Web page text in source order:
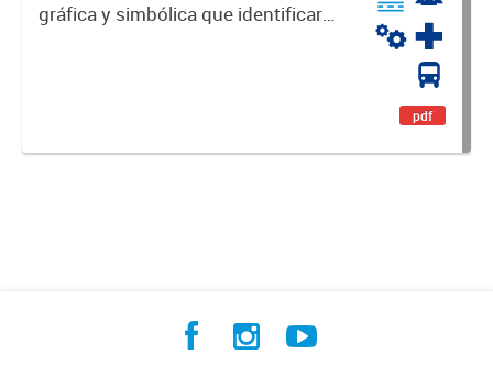
gráfica y simbólica que identificará
pdf